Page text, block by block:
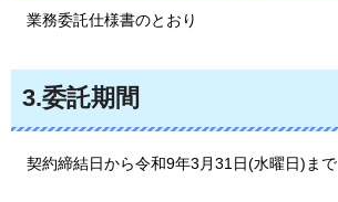
業務委託仕様書のとおり
3.委託期間
契約締結日から令和9年3月31日(水曜日)まで